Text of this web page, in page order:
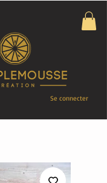
Se connecter